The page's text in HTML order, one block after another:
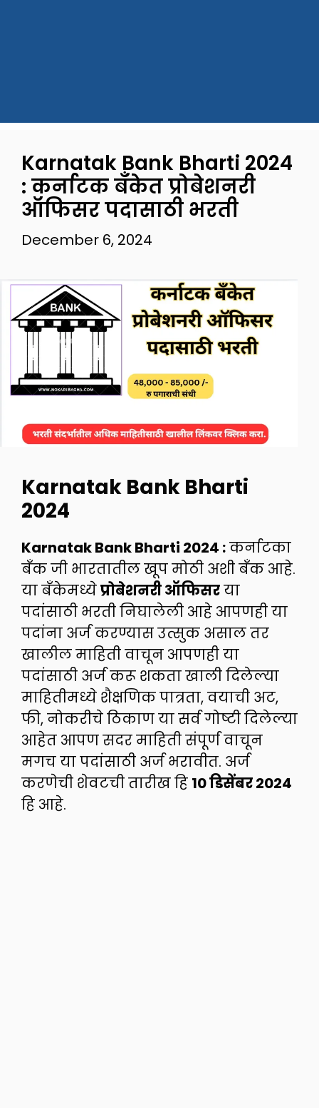
Karnatak Bank Bharti 2024
: कर्नाटक बँकेत प्रोबेशनरी
ऑफिसर पदासाठी भरती
December 6, 2024
Karnatak Bank Bharti
2024
Karnatak Bank Bharti 2024 :कर्नाटका
बँक जी भारतातील खूप मोठी अशी बँक आहे.
या बँकेमध्येप्रोबेशनरी ऑफिसरया
पदांसाठी भरती निघालेली आहे आपणही या
पदांना अर्ज करण्यास उत्सुक असाल तर
खालील माहिती वाचून आपणही या
पदांसाठी अर्ज करू शकता खाली दिलेल्या
माहितीमध्ये शैक्षणिक पात्रता, वयाची अट,
फी, नोकरीचे ठिकाण या सर्व गोष्टी दिलेल्या
आहेत आपण सदर माहिती संपूर्ण वाचून
मगच या पदांसाठी अर्ज भरावीत. अर्ज
करणेची शेवटची तारीख हि 10 डिसेंबर 2024
हि आहे.